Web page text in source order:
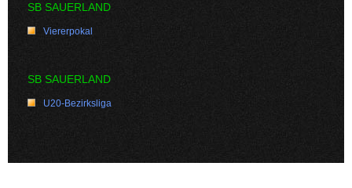
SB SAUERLAND
Viererpokal
SB SAUERLAND
U20-Bezirksliga